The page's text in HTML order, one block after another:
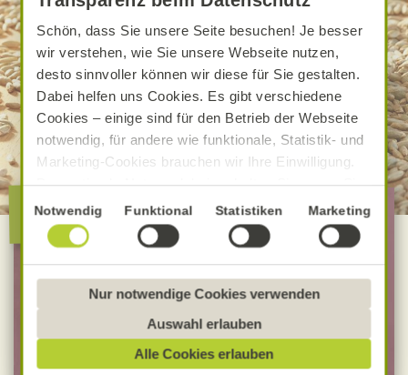
Schön, dass Sie unsere Seite besuchen! Je besser
wir verstehen, wie Sie unsere Webseite nutzen,
desto sinnvoller können wir diese für Sie gestalten.
Dabei helfen uns Cookies. Es gibt verschiedene
Cookies – einige sind für den Betrieb der Webseite
notwendig, für andere wie funktionale, Statistik- und
Marketing-Cookies brauchen wir Ihre Einwilligung.
Das optimale Nutzererlebnis erhalten Sie, wenn Sie
„Alle Cookies erlauben“ anklicken. Ihre Einwilligung
umfasst in diesem Fall auch den Einsatz von
Dienstleistern in Drittländern, die kein mit der EU
Sofern personenbezogene Daten dorthin übermittelt
werden, besteht das Risiko, dass diese erfasst und
analysiert werden und Betroffenenrechte nicht
durchgesetzt werden könnten. Sie können jederzeit
Einwilligungsauswahl
Notwendig Funktional Statistiken Marketing
Alle Cookies erlauben
Auswahl erlauben
Nur notwendige Cookies verwenden
Die besondere Alnatura
Qualität
100 % Bio-Lebensmittel
Bevorzugt Bio-Verbandsware
unabhängig geprüfte Rezepturen